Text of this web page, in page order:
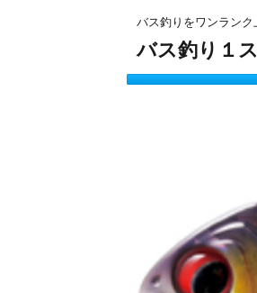
バス釣りをワンラン
バス釣り１